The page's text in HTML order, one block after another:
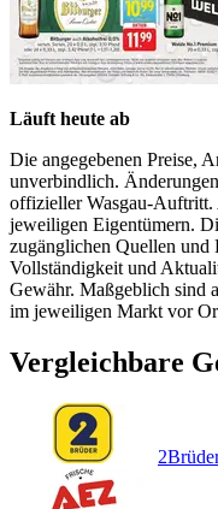
Läuft heute ab
Die angegebenen Preise,
unverbindlich.
offizieller Wasgau-Auftritt.
jeweiligen Eigentümern.
zugänglichen Quellen und
Vollständigkeit und
Gewähr. Maßgeblich sind
im jeweiligen Markt vor
Vergleichbare